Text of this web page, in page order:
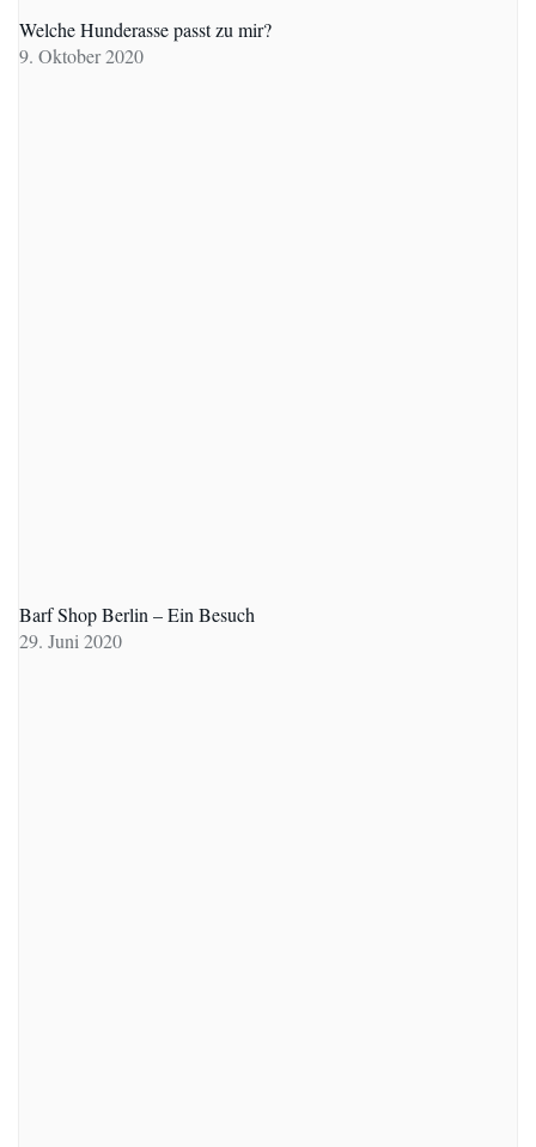
Welche Hunderasse passt zu mir?
9. Oktober 2020
Barf Shop Berlin – Ein Besuch
29. Juni 2020